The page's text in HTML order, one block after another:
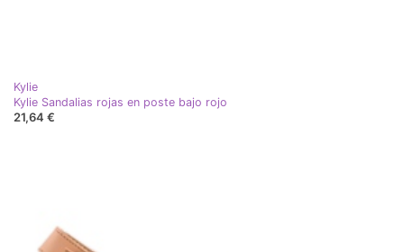
Kylie
Kylie Sandalias rojas en poste bajo rojo
21,64 €